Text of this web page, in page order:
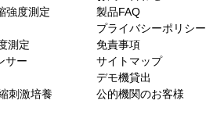
ティクス社のビデ
リアルシリーズ：
シウムデータの取
強度測定
測定
サー
刺激培養
製品FAQ
プライバシーポリシー
免責事項
サイトマップ
デモ機貸出
公的機関のお客様